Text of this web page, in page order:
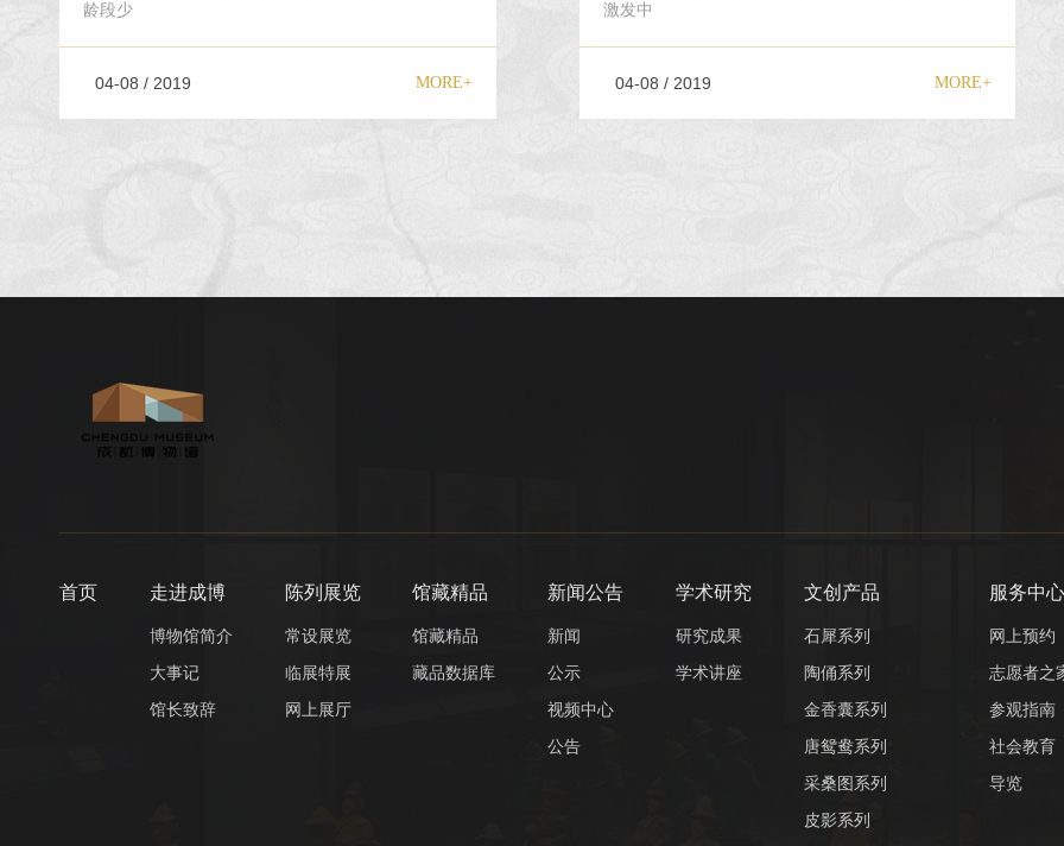
龄段少
04-08 / 2019 MORE+
激发中
04-08 / 2019 MORE+
首页 走进成博
博物馆简介
大事记
馆长致辞
陈列展览
常设展览
临展特展
网上展厅
馆藏精品
馆藏精品
藏品数据库
新闻公告
新闻
公示
视频中心
公告
学术研究
研究成果
学术讲座
文创产品
石犀系列
陶俑系列
金香囊系列
唐鸳鸯系列
采桑图系列
皮影系列
服务中
网上预约
志愿者之
参观指南
社会教育
导览